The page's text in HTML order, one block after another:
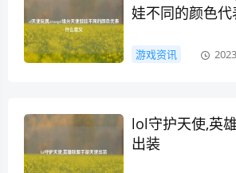
娃不同的颜色
游戏资讯
lol守护天使,英
出装